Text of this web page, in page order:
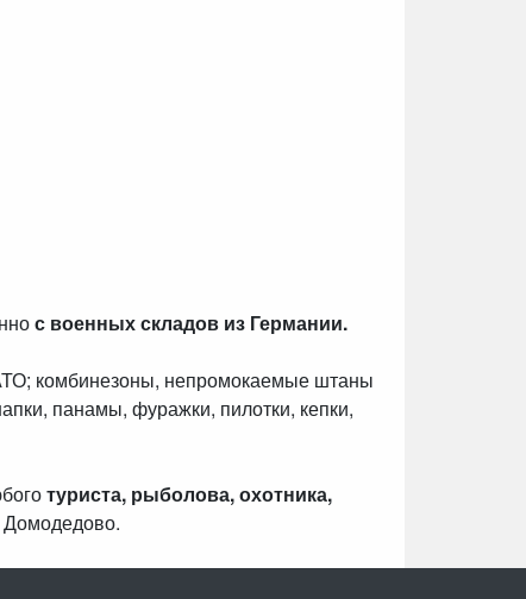
с военных складов из Германии.
комбинезоны, непромокаемые штаны
панамы, фуражки, пилотки, кепки,
туриста, рыболова, охотника,